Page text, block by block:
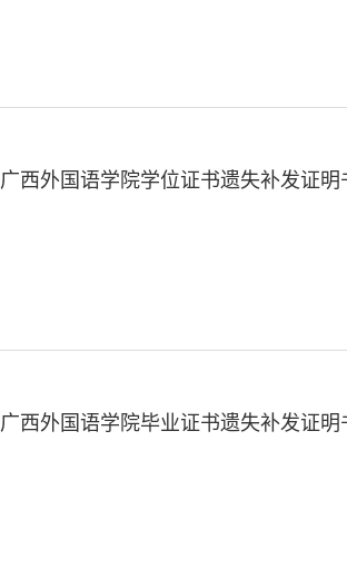
广西外国语学院学位证书遗失补发证明
广西外国语学院毕业证书遗失补发证明